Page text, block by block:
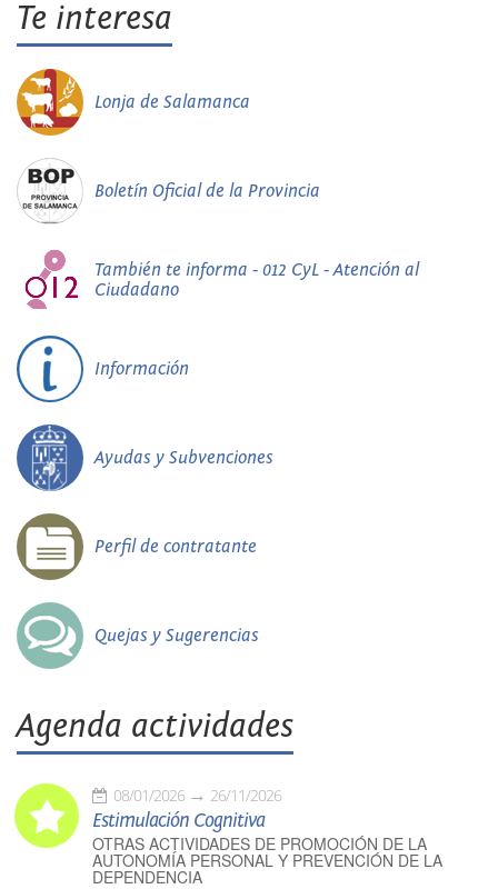
Te interesa
Lonja de Salamanca
Boletín Oficial de la Provincia
También te informa - 012 CyL - Atención al
Ciudadano
Información
Ayudas y Subvenciones
Perfil de contratante
Quejas y Sugerencias
Agenda actividades
08/01/2026 26/11/2026
Estimulación Cognitiva
OTRAS ACTIVIDADES DE PROMOCIÓN DE LA
AUTONOMÍA PERSONAL Y PREVENCIÓN DE LA
DEPENDENCIA